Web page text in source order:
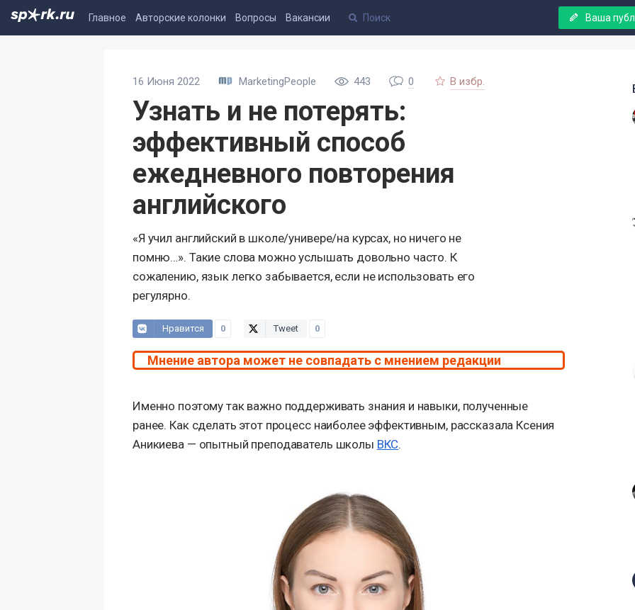
Главное Авторские колонки Вопросы Вакансии Ваша
16 Июня 2022 MarketingPeople 443 0 В избр.
Узнать и не потерять:
эффективный способ
ежедневного повторения
английского
«Я учил английский в школе/универе/на курсах, но ничего не
помню…». Такие слова можно услышать довольно часто. К
сожалению, язык легко забывается, если не использовать его
регулярно.
Нравится 0 Tweet 0
Мнение автора может не совпадать с мнением редакции
Именно поэтому так важно поддерживать знания и навыки, полученные
ранее. Как сделать этот процесс наиболее эффективным, рассказала Ксения
Аникиева — опытный преподаватель школы ВКС.